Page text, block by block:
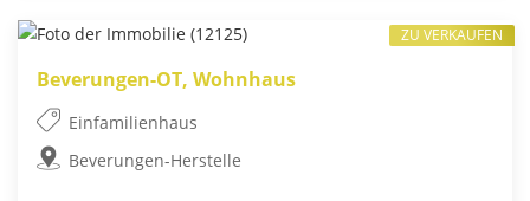
Beverungen-OT, Wohnhaus
Einfamilienhaus
Beverungen-Herstelle
ZU VERKAUFEN